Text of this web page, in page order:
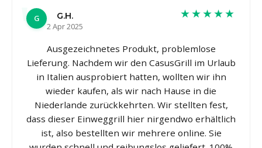
G
G.H.
2 Apr 2025
★★★★★
Ausgezeichnetes Produkt, problemlose
Lieferung. Nachdem wir den CasusGrill im Urlaub
in Italien ausprobiert hatten, wollten wir ihn
wieder kaufen, als wir nach Hause in die
Niederlande zurückkehrten. Wir stellten fest,
dass dieser Einweggrill hier nirgendwo erhältlich
ist, also bestellten wir mehrere online. Sie